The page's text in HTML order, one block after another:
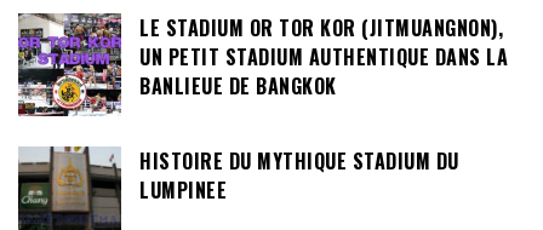
LE STADIUM OR TOR KOR (JITMUANGNON),
UN PETIT STADIUM AUTHENTIQUE DANS LA
BANLIEUE DE BANGKOK
HISTOIRE DU MYTHIQUE STADIUM DU
LUMPINEE